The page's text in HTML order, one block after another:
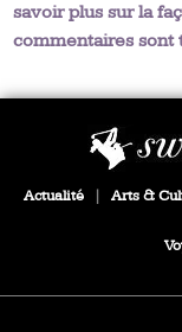
savoir plus sur la
commentaires sont
Actualité Arts &